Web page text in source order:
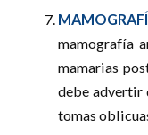
mamografía
mamarias
debe advertir
tomas